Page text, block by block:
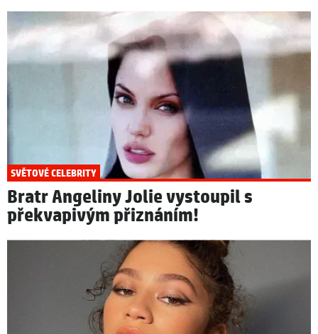
SVĚTOVÉ CELEBRITY
Bratr Angeliny Jolie vystoupil s
překvapivým přiznáním!